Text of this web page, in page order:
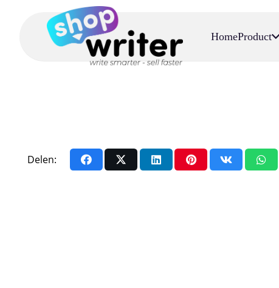
HomeProduct
Delen: